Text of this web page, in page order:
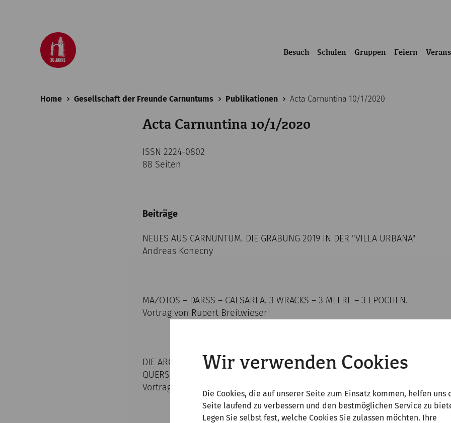
Wir verwenden Cookies
Die Cookies, die auf unserer Seite zum Einsatz kommen, helfen uns
Seite laufend zu verbessern und den bestmöglichen Service zu
Legen Sie selbst fest, welche Cookies Sie zulassen möchten. Ihre
Besuch Schulen Gruppen Feiern
Home Gesellschaft der Freunde Carnuntums Publikationen Acta Carnuntina 10/1/2020
Acta Carnuntina 10/1/2020
ISSN 2224-0802
88 Seiten
Beiträge
NEUES AUS CARNUNTUM. DIE GRABUNG 2019 IN DER "VILLA URBANA"
Andreas Konecny
MAZOTOS – DARSS – CAESAREA. 3 WRACKS – 3 MEERE – 3 EPOCHEN.
Vortrag von Rupert Breitwieser
DIE ARCHÄOLOGISCHEN AUSGRABUNGEN AM GELÄNDE DES
QUERSCHNITT DURCH DIE STADTGESCHICHTE
Vortrag von Joachim Thaler